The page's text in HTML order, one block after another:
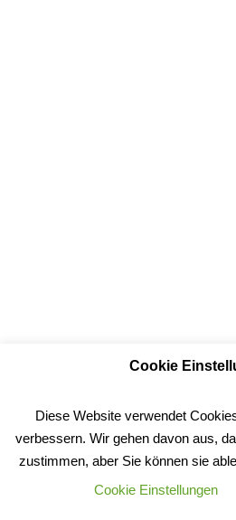
© biedermann.it
Cookie
Diese Website verwendet
verbessern. Wir gehen davon aus,
zustimmen, aber Sie können sie
Cookie Einstellungen